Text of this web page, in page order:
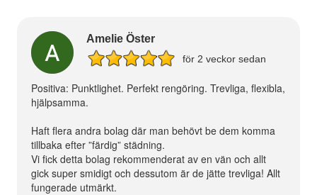
Amelie Öster
för 2 veckor sedan
Positiva: Punktlighet. Perfekt rengöring. Trevliga, flexibla,
hjälpsamma.
Haft flera andra bolag där man behövt be dem komma
tillbaka efter ”färdig” städning.
Vi fick detta bolag rekommenderat av en vän och allt
gick super smidigt och dessutom är de jätte trevliga! Allt
fungerade utmärkt.